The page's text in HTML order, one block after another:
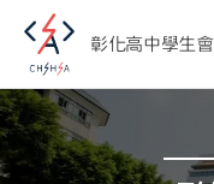
彰化高中學生會